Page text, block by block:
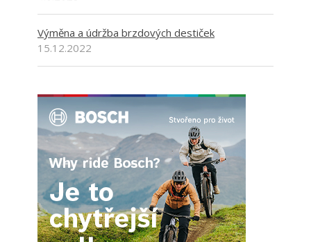
Výměna a údržba brzdových destiček
15.12.2022